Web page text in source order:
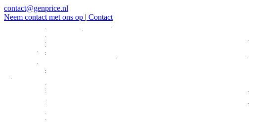
contact@genprice.nl
Neem contact met ons op | Contact